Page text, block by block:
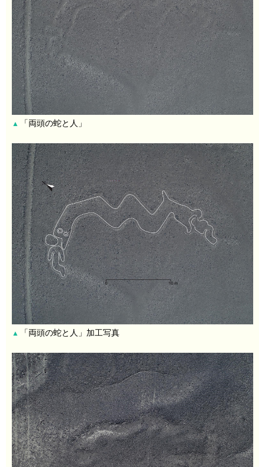
▲ 「両頭の蛇と人」
▲ 「両頭の蛇と人」加工写真